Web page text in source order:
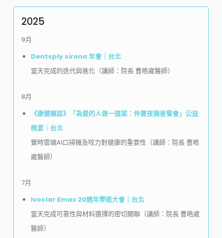
2025
9月
Dentsply sirona 年會｜台北
當天完成的迭代與進化（講師：院長 曹皓崴醫師）
8月
《康健雜誌》「為愛的人做一道菜：仲夏夜摘星餐會」公益
晚宴｜台北
實時雲端AI口掃機及咬力對健康的重要性（講師：院長 曹皓
崴醫師）
7月
Ivoclar Emax 20週年學術大會｜台北
當天完成可靠性與材料選擇的密切關聯（講師：院長 曹皓崴
醫師）